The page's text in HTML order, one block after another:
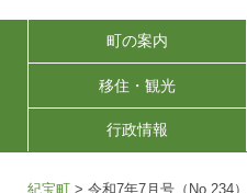
町の案内
移住・観光
行政情報
紀宝町 > 令和7年7月号（No.234）